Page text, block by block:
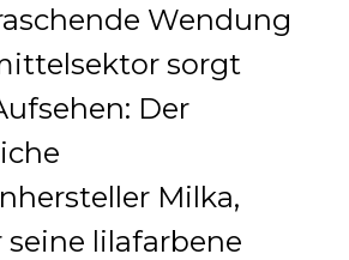
Wendung
sorgt
Der
Milka,
lilafarbene